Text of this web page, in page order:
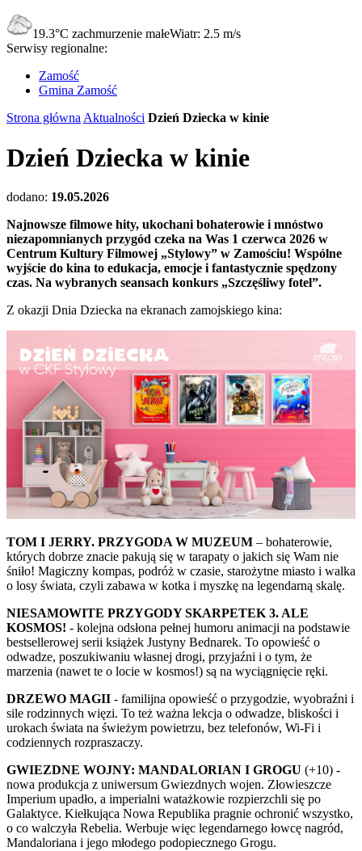
19.3°C zachmurzenie małeWiatr: 2.5 m/s
Serwisy regionalne:
Zamość
Gmina Zamość
Strona główna Aktualności Dzień Dziecka w kinie
Dzień Dziecka w kinie
dodano: 19.05.2026
Najnowsze filmowe hity, ukochani bohaterowie i mnóstwo
niezapomnianych przygód czeka na Was 1 czerwca 2026 w
Centrum Kultury Filmowej „Stylowy” w Zamościu! Wspólne
wyjście do kina to edukacja, emocje i fantastycznie spędzony
czas. Na wybranych seansach konkurs „Szczęśliwy fotel”.
Z okazji Dnia Dziecka na ekranach zamojskiego kina:
TOM I JERRY. PRZYGODA W MUZEUM – bohaterowie,
których dobrze znacie pakują się w tarapaty o jakich się Wam nie
śniło! Magiczny kompas, podróż w czasie, starożytne miasto i walka
o losy świata, czyli zabawa w kotka i myszkę na legendarną skalę.
NIESAMOWITE PRZYGODY SKARPETEK 3. ALE
KOSMOS! - kolejna odsłona pełnej humoru animacji na podstawie
bestsellerowej serii książek Justyny Bednarek. To opowieść o
odwadze, poszukiwaniu własnej drogi, przyjaźni i o tym, że
marzenia (nawet te o locie w kosmos!) są na wyciągnięcie ręki.
DRZEWO MAGII - familijna opowieść o przygodzie, wyobraźni i
sile rodzinnych więzi. To też ważna lekcja o odwadze, bliskości i
urokach świata na świeżym powietrzu, bez telefonów, Wi-Fi i
codziennych rozpraszaczy.
GWIEZDNE WOJNY: MANDALORIAN I GROGU (+10) -
nowa produkcja z uniwersum Gwiezdnych wojen. Złowieszcze
Imperium upadło, a imperialni watażkowie rozpierzchli się po
Galaktyce. Kiełkująca Nowa Republika pragnie ochronić wszystko,
o co walczyła Rebelia. Werbuje więc legendarnego łowcę nagród,
Mandaloriana i jego młodego podopiecznego Grogu.